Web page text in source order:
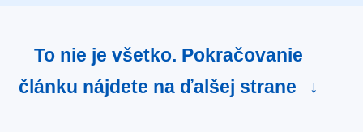
To nie je všetko. Pokračovanie
článku nájdete na ďalšej strane
↓